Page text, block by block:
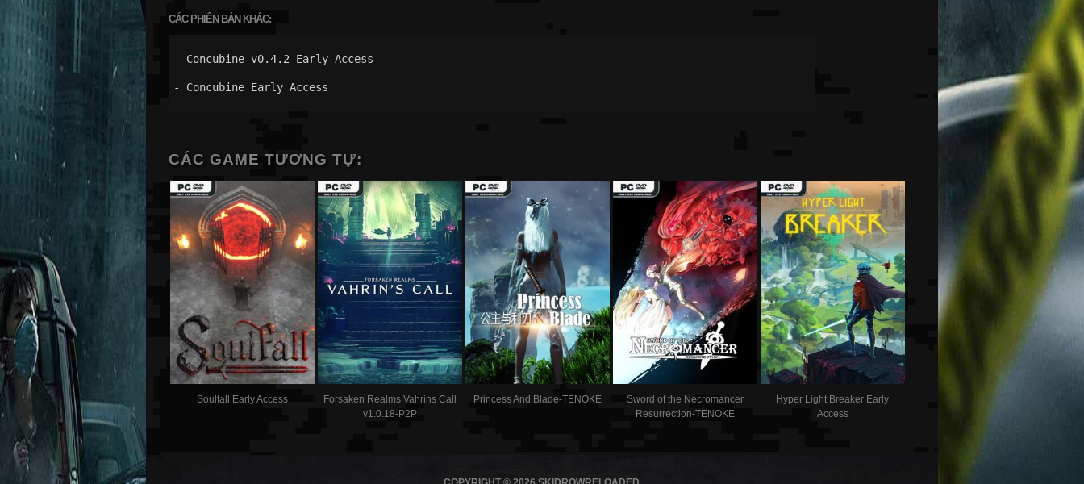
CÁC PHIÊN BẢN KHÁC:
- Concubine v0.4.2 Early Access
- Concubine Early Access
CÁC GAME TƯƠNG TỰ:
Soulfall Early Access
Forsaken Realms Vahrins Call
v1.0.18-P2P
Princess And Blade-TENOKE
Sword of the Necromancer
Resurrection-TENOKE
Hyper Light Breaker Early
Access